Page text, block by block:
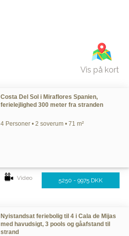
Vis på kort
Costa Del Sol i Miraflores Spanien,
ferielejlighed 300 meter fra stranden
4 Personer • 2 soverum • 71 m²
Video 5250 - 9975 DKK
Nyistandsat feriebolig til 4 i Cala de Mijas
med havudsigt, 3 pools og gåafstand til
strand